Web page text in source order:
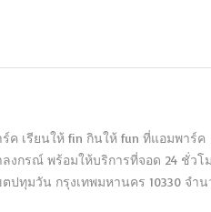
ร์ค เรียนให้ fin กินให้ fun ที่แอมพาร์ค
งกรณ์ พร้อมให้บริการที่จอด 24 ชั่วโ
ปทุมวัน กรุงเทพมหานคร 10330 จำ